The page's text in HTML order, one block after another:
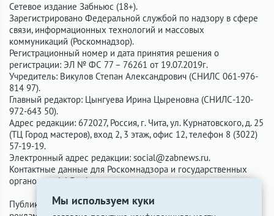
Мы используем куки
Сетевое издание Забньюс (18+).
Зарегистрировано Федеральной службой по надзору в сфере
связи, информационных технологий и массовых
коммуникаций (Роскомнадзор).
Регистрационный номер и дата принятия решения о
регистрации: ЭЛ № ФС 77 – 76261 от 19.07.2019г.
Учредитель: Викулов Степан Александрович (СНИЛС 061-976-
814 97).
Главный редактор: Цынгуева Ирина Цыреновна (СНИЛС-120-
972-643 50).
Адрес редакции: 672027, Россия, г. Чита, ул. Курнатовского, д. 25
(ТЦ Город мастеров), вход 2, 3 этаж, офис 12, телефон 8 (3022)
57-19-19.
Электронный адрес редакции: social@zabnews.ru.
Контактные данные для Роскомнадзора и государственных
органов:
social@zabnews.ru.
Публикации с пометками «Реклама», «Выборы» оплачены